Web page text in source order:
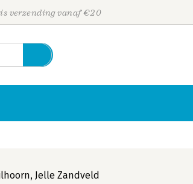
verzending vanaf €20
, Jelle Zandveld
Personen